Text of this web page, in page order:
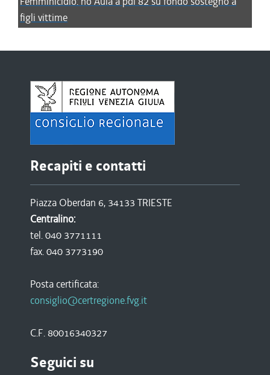
figli vittime
Recapiti e contatti
Piazza Oberdan 6, 34133 TRIESTE
Centralino:
tel. 040 3771111
fax. 040 3773190
Posta certificata:
consiglio@certregione.fvg.it
C.F. 80016340327
Seguici su